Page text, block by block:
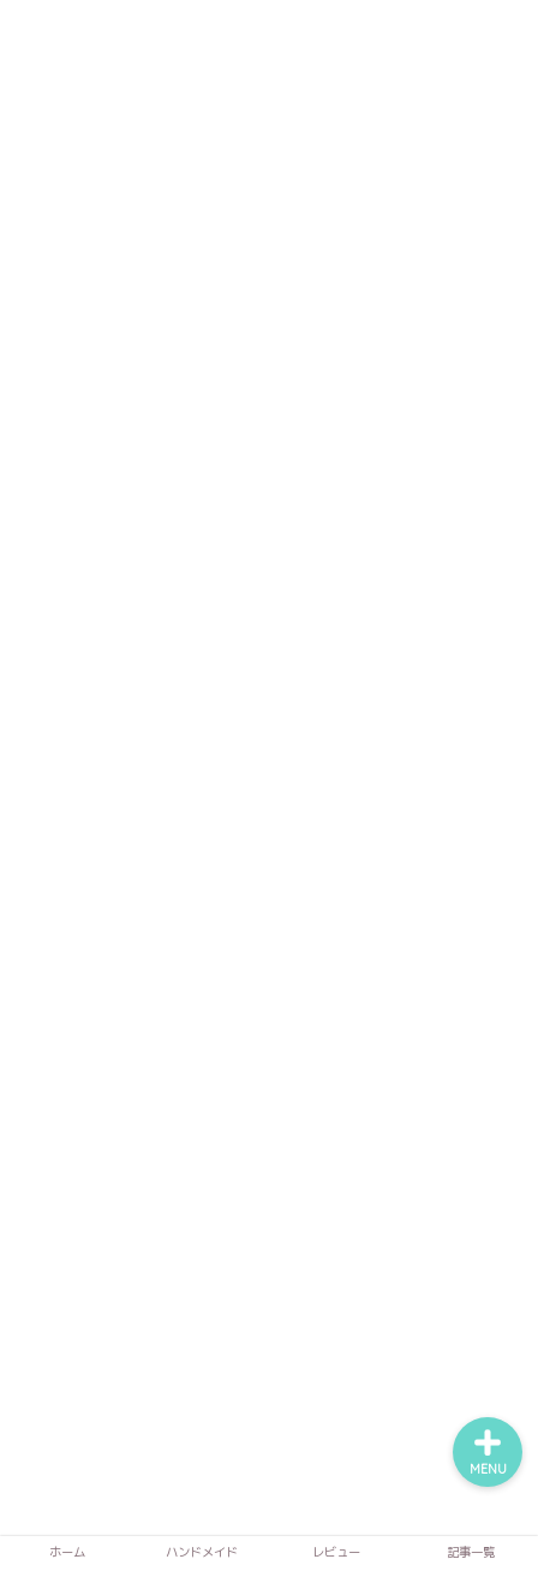
ホーム ハンドメイド レビュー 記事一覧
MENU